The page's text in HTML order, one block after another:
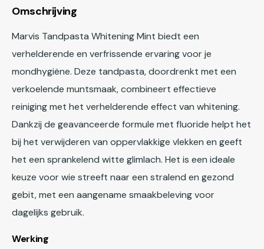
Omschrijving
Marvis Tandpasta Whitening Mint biedt een
verhelderende en verfrissende ervaring voor je
mondhygiëne. Deze tandpasta, doordrenkt met een
verkoelende muntsmaak, combineert effectieve
reiniging met het verhelderende effect van whitening.
Dankzij de geavanceerde formule met fluoride helpt het
bij het verwijderen van oppervlakkige vlekken en geeft
het een sprankelend witte glimlach. Het is een ideale
keuze voor wie streeft naar een stralend en gezond
gebit, met een aangename smaakbeleving voor
dagelijks gebruik.
Werking